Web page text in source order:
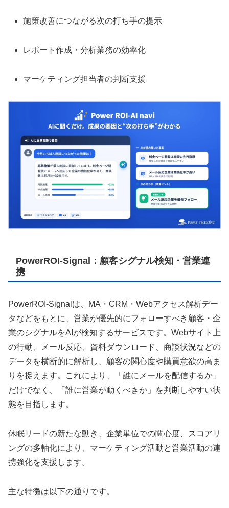
施策改善につながる次の打ち手の提示
レポート作成・分析業務の効率化
マーケティング担当者の判断支援
PowerROI-Signal：顧客シグナル検知・営業連
携
PowerROI-Signalは、MA・CRM・Webアクセス解析デー
タなどをもとに、営業が優先的にフォローすべき顧客・企
業のシグナルをAIが検知するサービスです。Webサイト上
の行動、メール反応、資料ダウンロード、商談状況などの
データを横断的に解析し、顧客の関心度や購買意欲の高ま
りを捉えます。これにより、「誰にメールを配信するか」
だけでなく、「誰に営業が動くべきか」を判断しやすい状
態を目指します。
休眠リードの新たな動き、企業単位での関心度、スコアリ
ングの多軸化により、マーケティング活動と営業活動の連
携強化を支援します。
主な特徴は以下の通りです。